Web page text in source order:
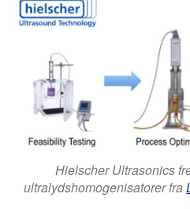
Hielscher Ultrasonics
ultralydshomogenisatorer fra